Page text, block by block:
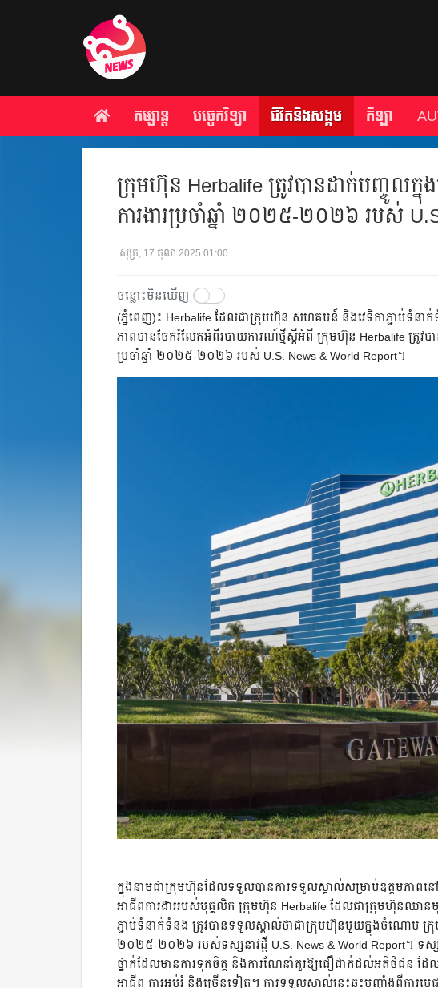
កម្សាន្ត បច្ចេកវិទ្យា ជីវិតនិងសង្គម កីឡា
ក្រុមហ៊ុន Herbalife ត្រូវបានដាក់បញ្ចូលក្
ការងារប្រចាំឆ្នាំ ២០២៥-២០២៦ របស់
សុក្រ, 17 តុលា 2025 01:00
ចន្លោះមិនឃើញ
(ភ្នំពេញ)៖ Herbalife ដែលជាក្រុមហ៊ុន សហគមន៍ និងវេទិកាភ្ជាប់ទំ
ភាពបានចែករំលែកអំពីរបាយការណ៍ថ្មីស្តីអំពី ក្រុមហ៊ុន Herbalife ត្រូវបា
ប្រចាំឆ្នាំ ២០២៥-២០២៦ របស់ U.S. News & World Report។
ក្នុងនាមជាក្រុមហ៊ុនដែលទទួលបានការទទួលស្គាល់សម្រាប់ឧត្តមភាពនៅ
អាជីពការងាររបស់បុគ្គលិក ក្រុមហ៊ុន Herbalife ដែលជាក្រុមហ៊ុនឈា
ភ្ជាប់ទំនាក់ទំនង ត្រូវបានទទួលស្គាល់ថាជាក្រុមហ៊ុនមួយក្នុងចំណោម ក្រុមហ៊ុ
២០២៥-២០២៦ របស់ទស្សនាវដ្ដី U.S. News & World Report។ ទ
ថ្នាក់ដែលមានការទុកចិត្ត និងការណែនាំគួរឱ្យជឿជាក់ដល់អតិថិជន
អាជីព ការអប់រំ និងច្រើនទៀត។ ការទទួលស្គាល់នេះឆ្លុះបញ្ចាំងពីការប្